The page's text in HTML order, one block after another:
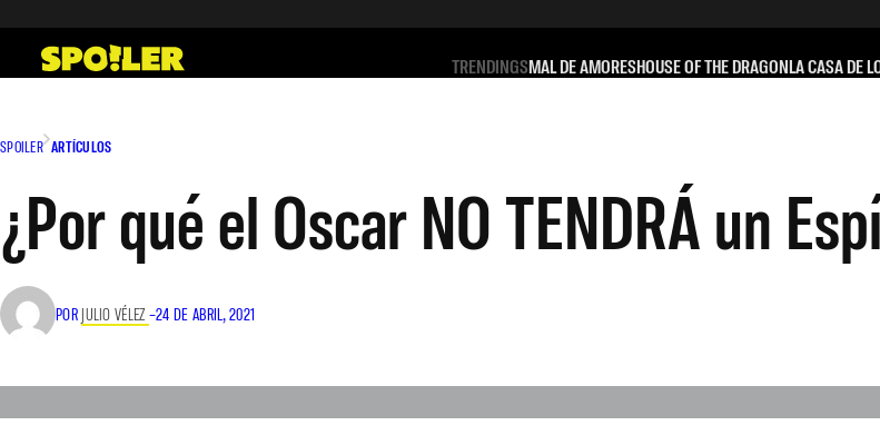
contenido
TRENDINGSMAL DE AMORESHOUSE OF THE DRAGONLA CASA DE
SPOILER ARTÍCULOS
¿Por qué el Oscar NO TENDRÁ un
POR JULIO VÉLEZ –24 DE ABRIL, 2021